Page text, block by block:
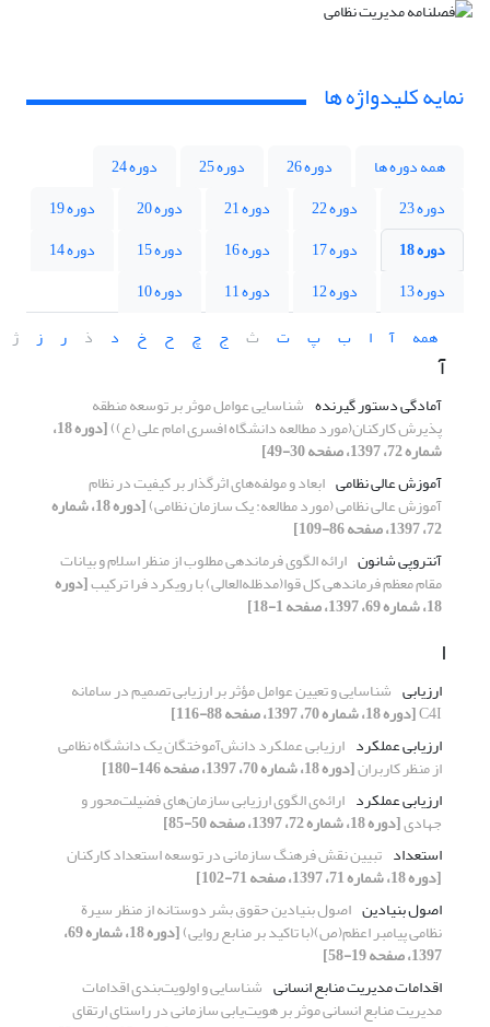
نمایه کلیدواژه ها
همه دوره ها دوره 26 دوره 25
دوره 24
دوره 23
دوره 22 دوره 21 دوره 20
دوره 19
دوره 18
دوره 17 دوره 16 دوره 15
دوره 14
دوره 13
دوره 12 دوره 11
دوره 10
همه
آ ا ب پ ت ث ج چ ح خ د ذ ر ز ژ
آ
آمادگی دستور گیرنده شناسایی عوامل موثر بر توسعه منطقه
پذیرش کارکنان(مورد مطالعه دانشگاه افسری امام علی (ع)) [دوره 18،
شماره 72، 1397، صفحه 30-49]
آموزش عالی نظامی ابعاد و مولفه‌های اثرگذار بر کیفیت در نظام
آموزش عالی نظامی (مورد مطالعه: یک سازمان نظامی) [دوره 18، شماره
72، 1397، صفحه 86-109]
آنتروپی شانون ارائه الگوی فرماندهی مطلوب از منظر اسلام و بیانات
مقام معظم فرماندهی کل قوا(مدظله‌العالی) با رویکرد فرا ترکیب[دوره
18، شماره 69، 1397، صفحه 1-18]
ا
ارزیابی شناسایی و تعیین عوامل مؤثر بر ارزیابی تصمیم در سامانه
C4I[دوره 18، شماره 70، 1397، صفحه 88-116]
ارزیابی عملکرد ارزیابی عملکرد دانش‌آموختگان یک دانشگاه نظامی
از منظر کاربران[دوره 18، شماره 70، 1397، صفحه 146-180]
ارزیابی عملکرد ارائه‌ی الگوی ارزیابی سازمان‌های فضیلت‌محور و
جهادی[دوره 18، شماره 72، 1397، صفحه 50-85]
استعداد تبیین نقش فرهنگ سازمانی در توسعه استعداد کارکنان
[دوره 18، شماره 71، 1397، صفحه 71-102]
اصول بنیادین اصول بنیادین حقوق بشر دوستانه از منظر سیرة
نظامی پیامبر اعظم(ص)(با تاکید بر منابع روایی) [دوره 18، شماره 69،
1397، صفحه 19-58]
اقدامات مدیریت منابع انسانی شناسایی و اولویت‌بندی اقدامات
مدیریت منابع انسانی موثر بر هویت‌یابی‌ سازمانی در راستای ارتقای